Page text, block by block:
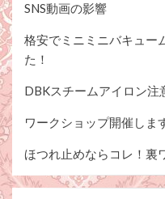
SNS動画の影響
格安でミニミニバキュー
た！
DBKスチームアイロン注
ワークショップ開催しま
ほつれ止めならコレ！裏